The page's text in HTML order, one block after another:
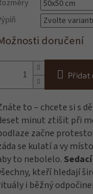
doručení
Přidat
to – chcete si s
minut ztišit při
začne
se kulatí a vy
to nebolelo.
kteří hledají
i běžný